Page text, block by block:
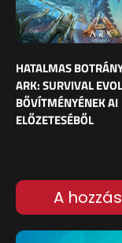
HATALMAS
ARK: SURVIVAL
BŐVÍTMÉNYÉNEK AI
ELŐZETESÉBŐL
A